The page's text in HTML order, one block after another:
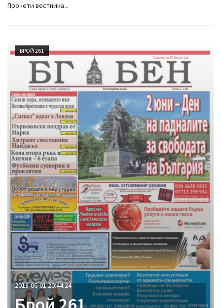
Прочети вестника...
БРОЙ 261
2013-06-01 20:44:24